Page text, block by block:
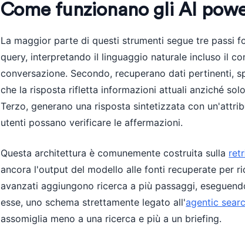
Come funzionano gli AI
La maggior parte di questi strumenti segue tre passi
query, interpretando il linguaggio naturale incluso il
conversazione. Secondo, recuperano dati pertinenti,
che la risposta rifletta informazioni attuali anziché
Terzo, generano una risposta sintetizzata con
utenti possano verificare le affermazioni.
Questa architettura è comunemente costruita sulla
ancora l'output del modello alle fonti recuperate per
avanzati aggiungono ricerca a più passaggi,
esse, uno schema strettamente legato all'agentic
assomiglia meno a una ricerca e più a un briefing.